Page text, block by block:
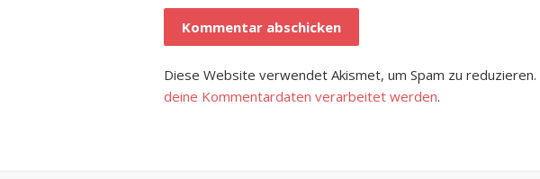
Diese Website verwendet Akismet, um Spam zu reduzieren.
deine Kommentardaten verarbeitet werden.